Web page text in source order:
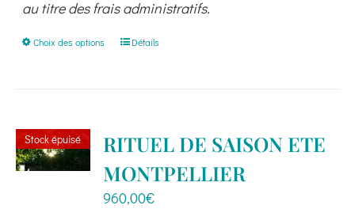
au titre des frais administratifs.
Choix des options
Ce
Les
options
peuvent
Détails
Stock épuisé
RITUEL DE SAISON ETE
MONTPELLIER
960,00€